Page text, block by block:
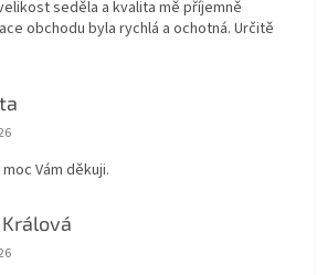
seděla a kvalita mě příjemně
obchodu byla rychlá a ochotná. Určitě
obchodu je 5 z 5 hvězdiček.
Vám děkuji.
Králová
obchodu je 5 z 5 hvězdiček.